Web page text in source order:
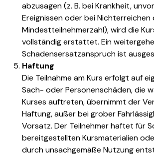
abzusagen (z. B. bei Krankheit,
Ereignissen oder bei Nichterreichen
Mindestteilnehmerzahl), wird die
vollständig erstattet. Ein
Schadensersatzanspruch ist
Haftung
Die Teilnahme am Kurs erfolgt auf
Sach- oder Personenschäden, die
Kurses auftreten, übernimmt der
Haftung, außer bei grober
Vorsatz. Der Teilnehmer haftet für
bereitgestellten Kursmaterialien
durch unsachgemäße Nutzung